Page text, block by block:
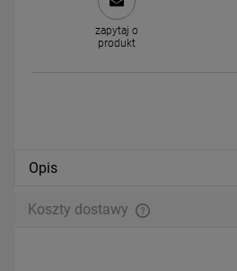
zapytaj o
produkt
Opis
Koszty dostawy